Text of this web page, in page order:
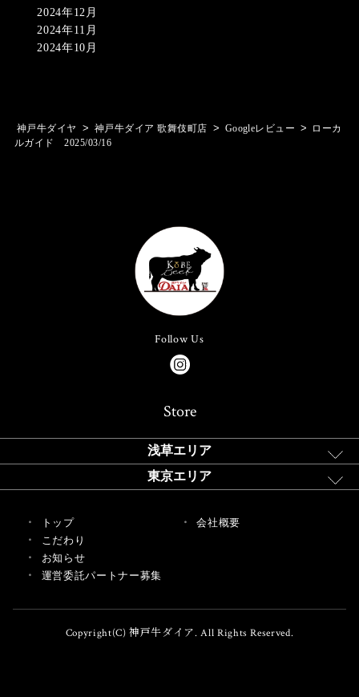
2024年12月
2024年11月
2024年10月
神戸牛ダイヤ > 神戸牛ダイア 歌舞伎町店 > Googleレビュー >
ローカ
ルガイド 2025/03/16
Follow Us
Store
浅草エリア
東京エリア
トップ
こだわり
お知らせ
運営委託パートナー募集
会社概要
Copyright(C) 神戸牛ダイア. All Rights Reserved.